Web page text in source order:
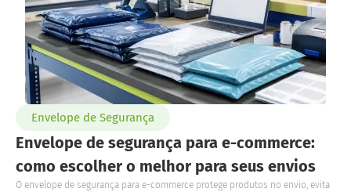
Envelope de Segurança
Envelope de segurança para e-commerce:
como escolher o melhor para seus envios
O envelope de segurança para e-commerce protege produtos no envio, evita